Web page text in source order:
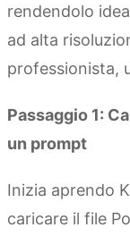
rendendolo
ad alta
professionista,
Passaggio 1:
un prompt
Inizia aprendo
caricare il file